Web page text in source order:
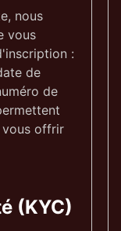
nous
vous
:
de
de
offrir
(KYC)